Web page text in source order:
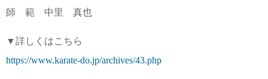
師 範 中里 真也
▼詳しくはこちら
https://www.karate-do.jp/archives/43.php